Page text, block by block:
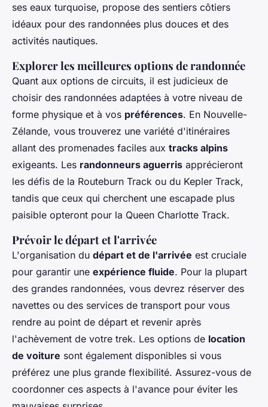
ses eaux turquoise, propose des sentiers côtiers
idéaux pour des randonnées plus douces et des
activités nautiques.
Explorer les meilleures options de randonnée
Quant aux options de circuits, il est judicieux de
choisir des randonnées adaptées à votre niveau de
forme physique et à vos préférences. En Nouvelle-
Zélande, vous trouverez une variété d'itinéraires
allant des promenades faciles aux tracks alpins
exigeants. Les randonneurs aguerris apprécieront
les défis de la Routeburn Track ou du Kepler Track,
tandis que ceux qui cherchent une escapade plus
paisible opteront pour la Queen Charlotte Track.
Prévoir le départ et l'arrivée
L'organisation du départ et de l'arrivée est cruciale
pour garantir une expérience fluide. Pour la plupart
des grandes randonnées, vous devrez réserver des
navettes ou des services de transport pour vous
rendre au point de départ et revenir après
l'achèvement de votre trek. Les options de location
de voiture sont également disponibles si vous
préférez une plus grande flexibilité. Assurez-vous de
coordonner ces aspects à l'avance pour éviter les